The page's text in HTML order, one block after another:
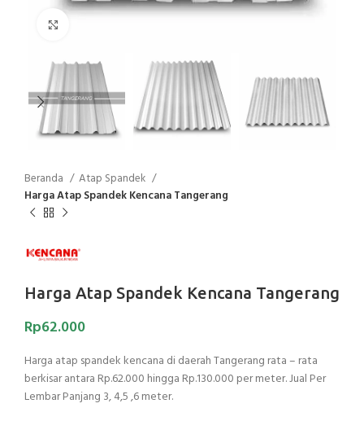
Beranda
Atap Spandek
Harga Atap Spandek Kencana Tangerang
Harga Atap Spandek Kencana Tangerang
Rp62.000
Harga atap spandek kencana di daerah Tangerang rata – rata
berkisar antara Rp.62.000 hingga Rp.130.000 per meter. Jual Per
Lembar Panjang 3, 4,5 ,6 meter.